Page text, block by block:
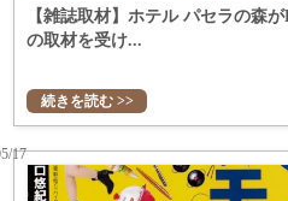
【雑誌取材】ホテル パセラの森
の取材を受け...
続きを読む >>
17